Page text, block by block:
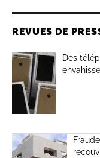
REVUES DE
Des